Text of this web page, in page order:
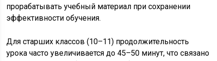
прорабатывать учебный материал при сохранении
эффективности обучения.
Для старших классов (10–11) продолжительность
урока часто увеличивается до 45–50 минут, что связано